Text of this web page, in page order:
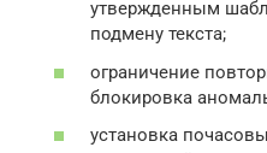
утвержденным
подмену текста;
ограничение
блокировка
установка